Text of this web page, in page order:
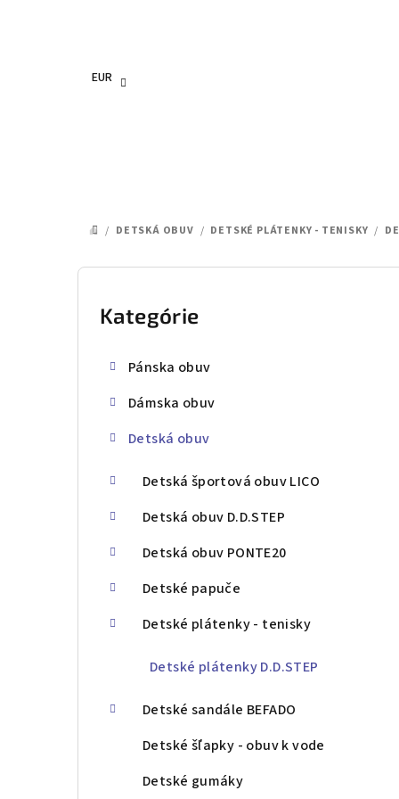
EUR
DOMOV
/ DETSKÁ OBUV / DETSKÉ PLÁTENKY - TENISKY /
B
Preskočiť
kategórie
Kategórie
Pánska obuv
Dámska obuv
Detská obuv
Detská športová obuv LICO
Detská obuv D.D.STEP
Detská obuv PONTE20
Detské papuče
Detské plátenky - tenisky
Detské plátenky D.D.STEP
Detské sandále BEFADO
Detské šľapky - obuv k vode
Detské gumáky